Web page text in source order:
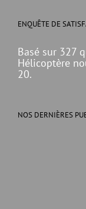
ENQUÊTE DE
Basé sur 327
Hélicoptère
20.
NOS DERNIÈRES